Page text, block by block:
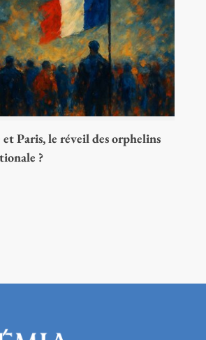
et Paris, le réveil des orphelins
?